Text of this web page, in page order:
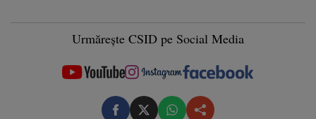
Urmărește CSID pe Social Media